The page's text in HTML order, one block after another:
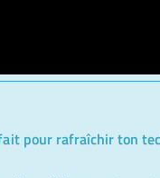
pour rafraîchir ton